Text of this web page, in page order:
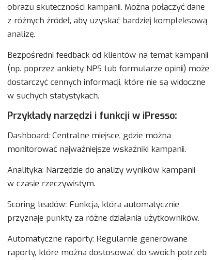
obrazu skuteczności kampanii. Można połączyć dane
z różnych źródeł, aby uzyskać bardziej kompleksową
analizę.
Bezpośredni feedback od klientów na temat kampanii
(np. poprzez ankiety NPS lub formularze opinii) może
dostarczyć cennych informacji, które nie są widoczne
w suchych statystykach.
Przykłady narzędzi i funkcji w iPresso:
Dashboard: Centralne miejsce, gdzie można
monitorować najważniejsze wskaźniki kampanii.
Analityka: Narzędzie do analizy wyników kampanii
w czasie rzeczywistym.
Scoring leadów: Funkcja, która automatycznie
przyznaje punkty za różne działania użytkowników.
Automatyczne raporty: Regularnie generowane
raporty, które można dostosować do swoich potrzeb